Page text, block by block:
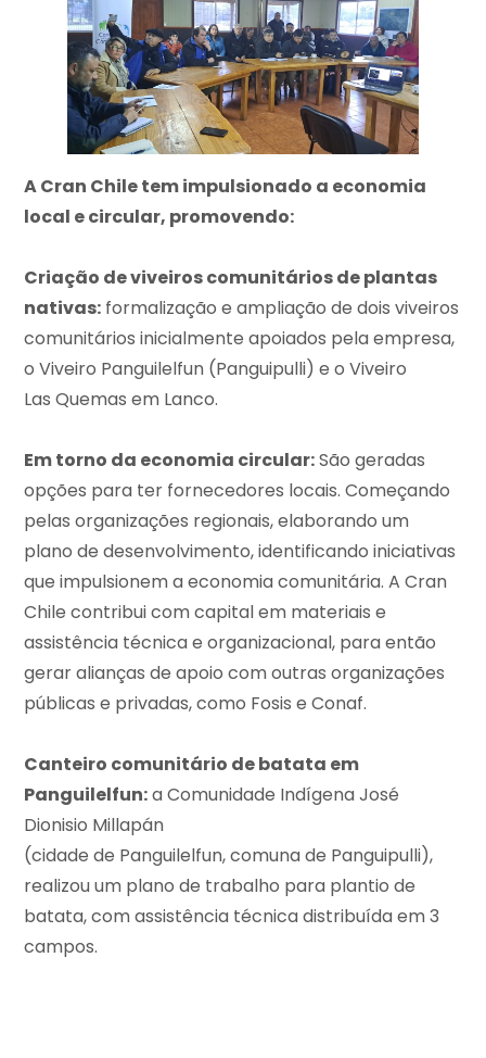
A Cran Chile tem impulsionado a economia
local e circular, promovendo:
Criação de viveiros comunitários de plantas
nativas: formalização e ampliação de dois viveiros
comunitários inicialmente apoiados pela empresa,
o Viveiro Panguilelfun (Panguipulli) e o Viveiro
Las Quemas em Lanco.
Em torno da economia circular:São geradas
opções para ter fornecedores locais. Começando
pelas organizações regionais, elaborando um
plano de desenvolvimento, identificando iniciativas
que impulsionem a economia comunitária. A Cran
Chile contribui com capital em materiais e
assistência técnica e organizacional, para então
gerar alianças de apoio com outras organizações
públicas e privadas, como Fosis e Conaf.
Canteiro comunitário de batata em
Panguilelfun:a Comunidade Indígena José
Dionisio Millapán
(cidade de Panguilelfun, comuna de Panguipulli),
realizou um plano de trabalho para plantio de
batata, com assistência técnica distribuída em 3
campos.